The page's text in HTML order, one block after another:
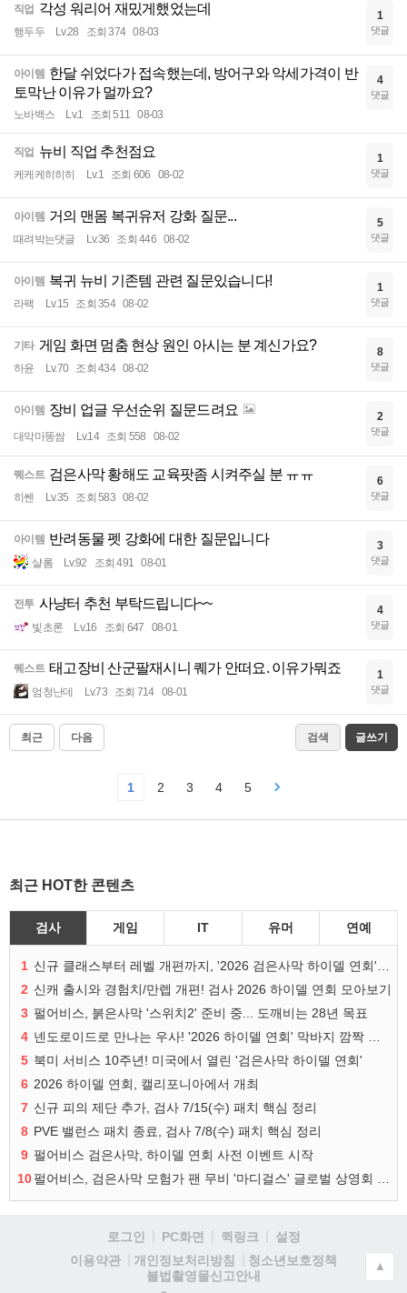
직업 각성 워리어 재밌게했었는데
행두두 Lv.28 조회 374 08-03
1
댓글
아이템 한달 쉬었다가 접속했는데, 방어구와 악세가격이 반
토막난 이유가 멀까요?
노바백스 Lv.1 조회 511 08-03
4
댓글
직업 뉴비 직업 추천점요
케케케히히히 Lv.1 조회 606 08-02
1
댓글
아이템 거의 맨몸 복귀유저 강화 질문...
때려박는댓글 Lv.36 조회 446 08-02
5
댓글
아이템 복귀 뉴비 기존템 관련 질문있습니다!
라팩 Lv.15 조회 354 08-02
1
댓글
기타 게임 화면 멈춤 현상 원인 아시는 분 계신가요?
하윤 Lv.70 조회 434 08-02
8
댓글
아이템 장비 업글 우선순위 질문드려요
대악마똥쌈 Lv.14 조회 558 08-02
2
댓글
퀘스트 검은사막 황해도 교육팟좀 시켜주실 분 ㅠㅠ
히쎈 Lv.35 조회 583 08-02
6
댓글
아이템 반려동물 펫 강화에 대한 질문입니다
샬롬 Lv.92 조회 491 08-01
3
댓글
전투 사냥터 추천 부탁드립니다~~
빛초론 Lv.16 조회 647 08-01
4
댓글
퀘스트 태고장비 산군팔재시니 퀘가 안떠요. 이유가뭐죠
엄청난데 Lv.73 조회 714 08-01
1
댓글
최근 다음 검색 글쓰기
1 2 3 4 5
최근 HOT한 콘텐츠
검사 게임 IT 유머 연예
1
2 신캐 출시와 경험치/만렙 개편! 검사 2026 하이델 연회 모아보기
3 펄어비스, 붉은사막 '스위치2' 준비 중... 도깨비는 28년 목표
4
5 북미 서비스 10주년! 미국에서 열린 '검은사막 하이델 연회'
6 2026 하이델 연회, 캘리포니아에서 개최
7 신규 피의 제단 추가, 검사 7/15(수) 패치 핵심 정리
8 PVE 밸런스 패치 종료, 검사 7/8(수) 패치 핵심 정리
9 펄어비스 검은사막, 하이델 연회 사전 이벤트 시작
10
로그인 PC화면 퀵링크
설정
이용약관
개인정보처리방침
청소년보호정책
불법촬영물신고안내
▲